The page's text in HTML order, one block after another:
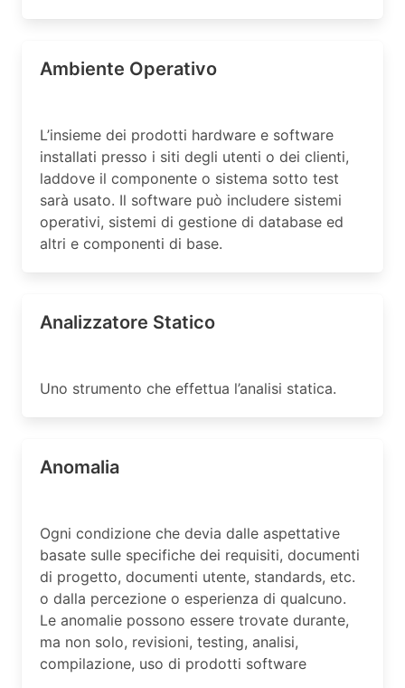
Ambiente Operativo
L’insieme dei prodotti hardware e software
installati presso i siti degli utenti o dei clienti,
laddove il componente o sistema sotto test
sarà usato. Il software può includere sistemi
operativi, sistemi di gestione di database ed
altri e componenti di base.
Analizzatore Statico
Uno strumento che effettua l’analisi statica.
Anomalia
Ogni condizione che devia dalle aspettative
basate sulle specifiche dei requisiti, documenti
di progetto, documenti utente, standards, etc.
o dalla percezione o esperienza di qualcuno.
Le anomalie possono essere trovate durante,
ma non solo, revisioni, testing, analisi,
compilazione, uso di prodotti software